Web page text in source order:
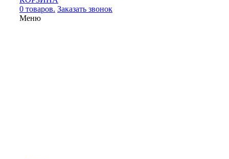
0 товаров. Заказать звонок
Меню